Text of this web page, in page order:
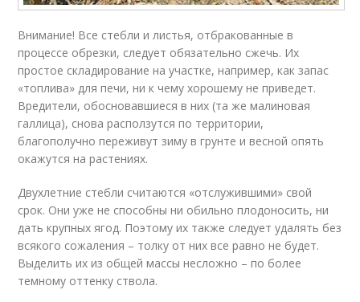
Внимание! Все стебли и листья, отбракованные в
процессе обрезки, следует обязательно сжечь. Их
простое складирование на участке, например, как запас
«топлива» для печи, ни к чему хорошему не приведет.
Вредители, обосновавшиеся в них (та же малиновая
галлица), снова расползутся по территории,
благополучно переживут зиму в грунте и весной опять
окажутся на растениях.
Двухлетние стебли считаются «отслужившими» свой
срок. Они уже не способны ни обильно плодоносить, ни
дать крупных ягод. Поэтому их также следует удалять без
всякого сожаления – толку от них все равно не будет.
Выделить их из общей массы несложно – по более
темному оттенку ствола.